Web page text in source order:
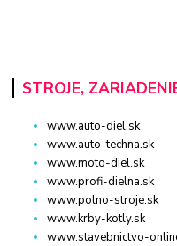
STROJE,
www.auto-diel.sk
www.auto-techna.sk
www.moto-diel.sk
www.profi-dielna.sk
www.polno-stroje.sk
www.krby-kotly.sk
www.stavebnictvo-